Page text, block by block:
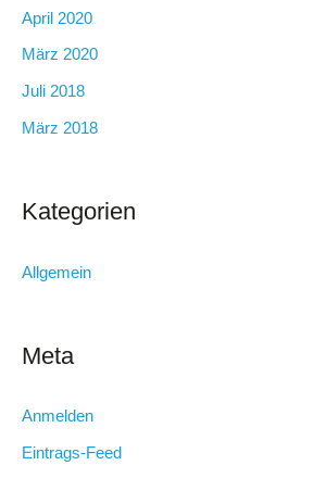
April 2020
März 2020
Juli 2018
März 2018
Kategorien
Allgemein
Meta
Anmelden
Eintrags-Feed